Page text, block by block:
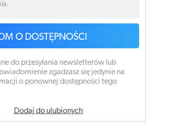
O DOSTĘPNOŚCI
do przesyłania newsletterów lub
zgadzasz się jedynie na
o ponownej dostępności tego
Dodaj do ulubionych